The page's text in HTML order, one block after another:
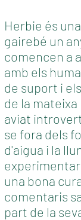
Herbie és
gairebé un
comencen a
amb els
de suport i
de la
aviat
se fora dels
d'aigua i la
una bona
comentaris
part de la